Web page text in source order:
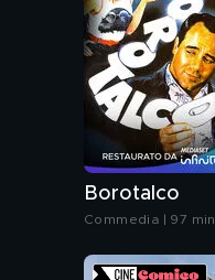
Borotalco
Commedia | 97 min